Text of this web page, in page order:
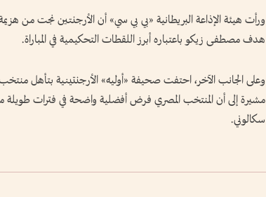
ورأت هيئة الإذاعة البريطانية «بي بي سي» أن الأرجنتين نجت من
هدف مصطفى زيكو باعتباره أبرز اللقطات التحكيمية في المباراة.
وعلى الجانب الآخر، احتفت صحيفة «أوليه» الأرجنتينية بتأهل
مشيرة إلى أن المنتخب المصري فرض أفضلية واضحة في فترات طويلة
سكالوني.